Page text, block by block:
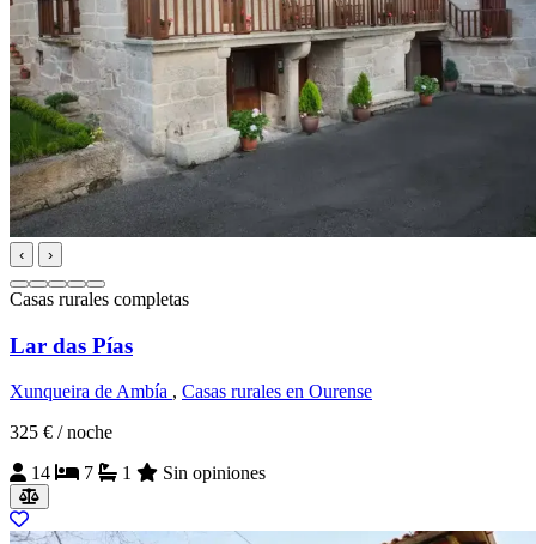
‹ ›
Casas rurales completas
Lar das Pías
Xunqueira de Ambía , Casas rurales en Ourense
325 € / noche
14
7 1 Sin opiniones